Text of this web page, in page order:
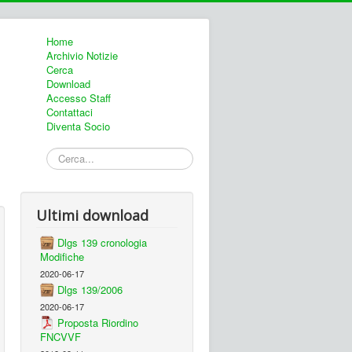
Home
Archivio Notizie
Cerca
Download
Accesso Staff
Contattaci
Diventa Socio
Cerca...
Ultimi download
Dlgs 139 cronologia
Modifiche
2020-06-17
Dlgs 139/2006
2020-06-17
Proposta Riordino
FNCVVF